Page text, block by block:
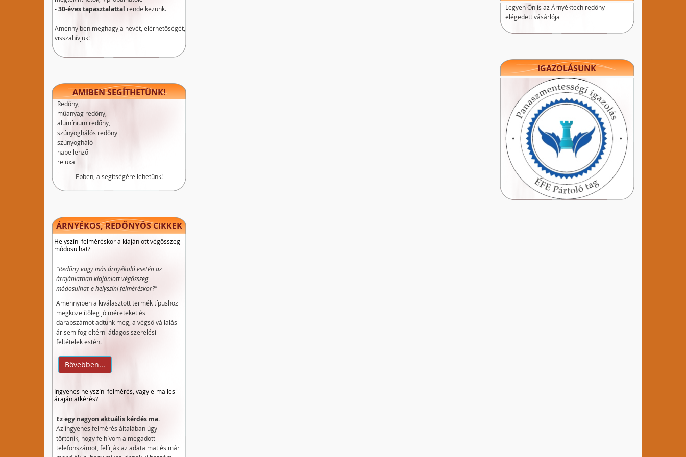
- 30-éves tapasztalattal rendelkezünk.
Amennyiben meghagyja nevét, elérhetőségét,
visszahívjuk!
AMIBEN SEGÍTHETÜNK!
Redőny,
műanyag redőny,
alumínium redőny,
szúnyoghálós redőny
szúnyogháló
napellenző
reluxa
Ebben, a segítségére lehetünk!
ÁRNYÉKOS, REDŐNYÖS CIKKEK
Helyszíni felméréskor a kiajánlott végösszeg
módosulhat?
"Redőny vagy más árnyékoló esetén az
árajánlatban kiajánlott végösszeg
módosulhat-e helyszíni felméréskor?"
Amennyiben a kiválasztott termék típushoz
megközelítőleg jó méreteket és
darabszámot adtunk meg, a végső vállalási
ár sem fog eltérni átlagos szerelési
feltételek estén.
Bővebben...
Ingyenes helyszíni felmérés, vagy e-mailes
árajánlatkérés?
Ez egy nagyon aktuális kérdés ma.
Az ingyenes felmérés általában úgy
történik, hogy felhívom a megadott
telefonszámot, felírják az adataimat és már
Legyen Ön is az Árnyéktech redőny
elégedett vásárlója
IGAZOLÁSUNK